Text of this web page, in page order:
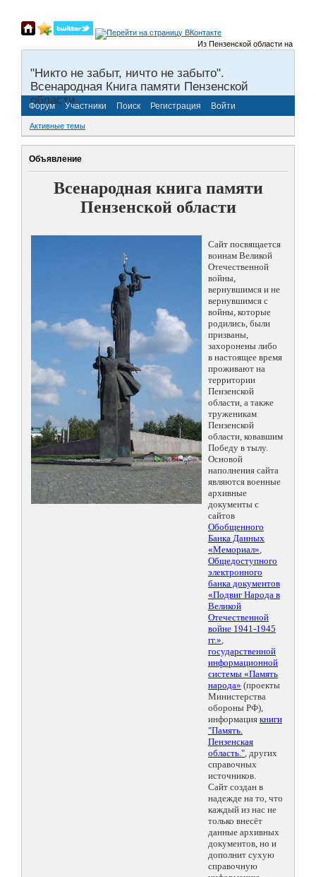
Из Пензенской области на
"Никто не забыт, ничто не забыто".
Всенародная Книга памяти Пензенской
области.
Форум Участники Поиск Регистрация Войти
Активные темы
Объявление
Всенародная книга памяти
Пензенской области
Сайт посвящается
воинам Великой
Отечественной
войны,
вернувшимся и не
вернувшимся с
войны, которые
родились, были
призваны,
захоронены либо
в настоящее время
проживают на
территории
Пензенской
области, а также
труженикам
Пензенской
области, ковавшим
Победу в тылу.
Основой
наполнения сайта
являются военные
архивные
документы с
сайтов
Обобщенного
Банка Данных
«Мемориал»,
Общедоступного
электронного
банка документов
«Подвиг Народа в
Великой
Отечественной
войне 1941-1945
гг.»,
государственной
информационной
системы «Память
народа» (проекты
Министерства
обороны РФ),
информация книги
"Память.
Пензенская
область.", других
справочных
источников.
Сайт создан в
надежде на то, что
каждый из нас не
только внесёт
данные архивных
документов, но и
дополнит сухую
справочную